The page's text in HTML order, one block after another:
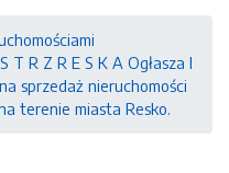
T R Z R E S K A Ogłasza I
sprzedaż nieruchomości
terenie miasta Resko.